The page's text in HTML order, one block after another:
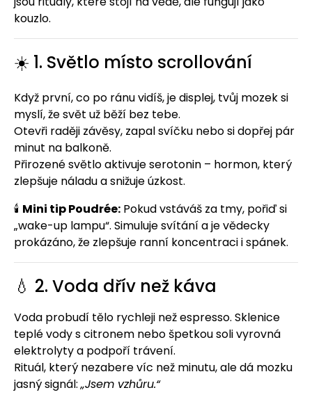
kouzlo.
☀️ 1. Světlo místo scrollování
Když první, co po ránu vidíš, je displej, tvůj mozek si
myslí, že svět už běží bez tebe.
Otevři raději závěsy, zapal svíčku nebo si dopřej pár
minut na balkoně.
Přirozené světlo aktivuje serotonin – hormon, který
zlepšuje náladu a snižuje úzkost.
🕯 Mini tip Poudrée: Pokud vstáváš za tmy, pořiď si
„wake-up lampu“. Simuluje svítání a je vědecky
prokázáno, že zlepšuje ranní koncentraci i spánek.
💧 2. Voda dřív než káva
Voda probudí tělo rychleji než espresso. Sklenice
teplé vody s citronem nebo špetkou soli vyrovná
elektrolyty a podpoří trávení.
Rituál, který nezabere víc než minutu, ale dá mozku
jasný signál:„Jsem vzhůru.“